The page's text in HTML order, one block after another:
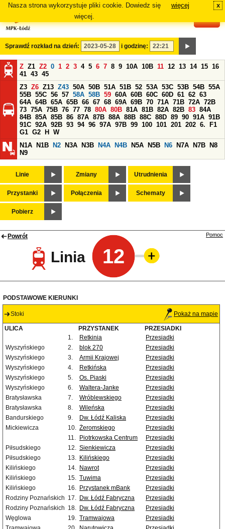
Nasza strona wykorzystuje pliki cookie. Dowiedz się
więcej.
więcej x
Sprawdź rozkład na dzień: i godzinę:
Z Z1 Z2 0 1 2 3 4 5 6 7 8 9 10A 10B 11 12 13 14 15 16
41 43 45
Z3 Z6 Z13 Z43 50A 50B 51A 51B 52 53A 53C 53B 54B 55A
55B 55C 56 57 58A 58B 59 60A 60B 60C 60D 61 62 63
64A 64B 65A 65B 66 67 68 69A 69B 70 71A 71B 72A 72B
73 75A 75B 76 77 78 80A 80B 81A 81B 82A 82B 83 84A
84B 85A 85B 86 87A 87B 88A 88B 88C 88D 89 90 91A 91B
91C 92A 92B 93 94 96 97A 97B 99 100 101 201 202 6.
F1
G1 G2 H
W
N1A
N1B N2 N3A N3B N4A N4B N5A N5B N6 N7A N7B
N8
N9
Linie Zmiany Utrudnienia
Przystanki Połączenia Schematy
Pobierz
Powrót
Linia 12
Pomoc
PODSTAWOWE KIERUNKI
Stoki Pokaż na mapie
ULICA PRZYSTANEK
PRZESIADKI
1.
Retkinia
Przesiadki
Wyszyńskiego
2. blok 270
Przesiadki
Wyszyńskiego
3. Armii Krajowej
Przesiadki
Wyszyńskiego
4. Retkińska
Przesiadki
Wyszyńskiego
5. Os. Piaski
Przesiadki
Wyszyńskiego
6. Waltera-Janke
Przesiadki
Bratysławska
7. Wróblewskiego
Przesiadki
Bratysławska
8. Wileńska
Przesiadki
Bandurskiego
9. Dw. Łódź Kaliska
Przesiadki
Mickiewicza
10. Żeromskiego
Przesiadki
11.
Piotrkowska Centrum
Przesiadki
Piłsudskiego
12. Sienkiewicza
Przesiadki
Piłsudskiego
13. Kilińskiego
Przesiadki
Kilińskiego
14. Nawrot
Przesiadki
Kilińskiego
15. Tuwima
Przesiadki
Kilińskiego
16. Przystanek mBank
Przesiadki
Rodziny Poznańskich 17. Dw. Łódź Fabryczna
Przesiadki
Rodziny Poznańskich 18. Dw. Łódź Fabryczna
Przesiadki
Węglowa
19. Tramwajowa
Przesiadki